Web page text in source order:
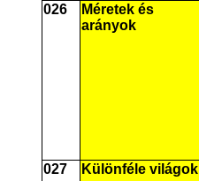
026
Méretek és
arányok
027 Különféle világok